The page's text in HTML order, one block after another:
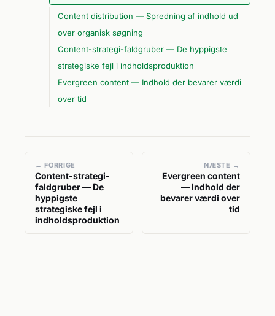
Content distribution — Spredning af indhold ud
over organisk søgning
Content-strategi-faldgruber — De hyppigste
strategiske fejl i indholdsproduktion
Evergreen content — Indhold der bevarer værdi
over tid
← FORRIGE
Content-strategi-
faldgruber — De
hyppigste
strategiske fejl i
indholdsproduktion
NÆSTE →
Evergreen content
— Indhold der
bevarer værdi over
tid